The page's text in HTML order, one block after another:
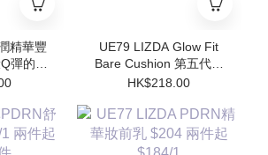
精華豐
彈的護
兩件起
UE79 LIZDA Glow Fit
Bare Cushion 第五代閃
亮氣墊 $218 兩件起
Refill)
HK$218.00